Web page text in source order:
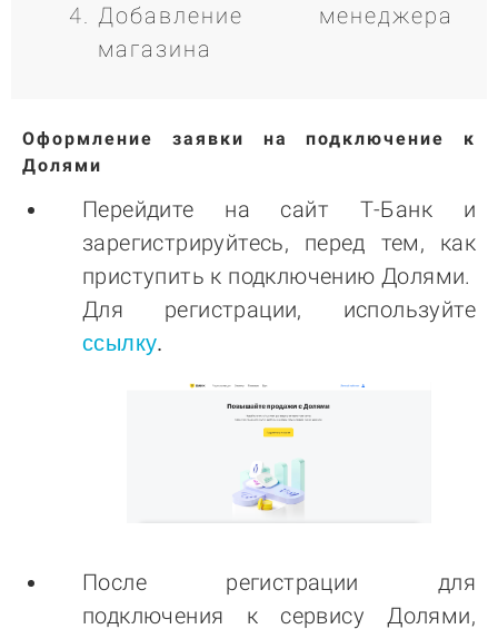
Добавление менеджера
магазина
Оформление заявки на подключение к
Долями
Перейдите на сайт Т-Банк и
зарегистрируйтесь, перед тем, как
приступить к подключению Долями.
Для регистрации, используйте
ссылку.
После регистрации для
подключения к сервису Долями,